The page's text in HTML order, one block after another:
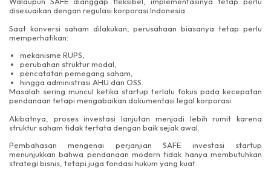
disesuaikan dengan regulasi korporasi Indonesia.
Saat konversi saham dilakukan, perusahaan biasanya tetap perlu
memperhatikan:
mekanisme RUPS,
perubahan struktur modal,
pencatatan pemegang saham,
hingga administrasi AHU dan OSS.
Masalah sering muncul ketika startup terlalu fokus pada kecepatan
pendanaan tetapi mengabaikan dokumentasi legal korporasi.
Akibatnya, proses investasi lanjutan menjadi lebih rumit karena
struktur saham tidak tertata dengan baik sejak awal.
Pembahasan mengenai perjanjian SAFE investasi startup
menunjukkan bahwa pendanaan modern tidak hanya membutuhkan
strategi bisnis, tetapi juga fondasi hukum yang kuat.